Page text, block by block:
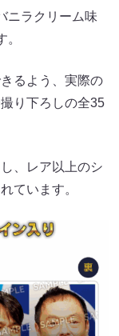
ニラクリーム味
るよう、実際の
り下ろしの全35
、レア以上のシ
ています。